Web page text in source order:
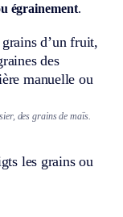
égrainement.
d’un fruit,
des
manuelle ou
des grains de maïs.
les grains ou